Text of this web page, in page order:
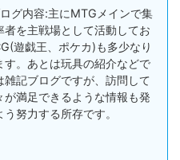
グ内容:主にMTGメインで集
者を主戦場として活動してお
遊戯王、ポケカ)も多少なり
す。あとは玩具の紹介などで
雑記ブログですが、訪問して
が満足できるような情報も発
努力する所存です。